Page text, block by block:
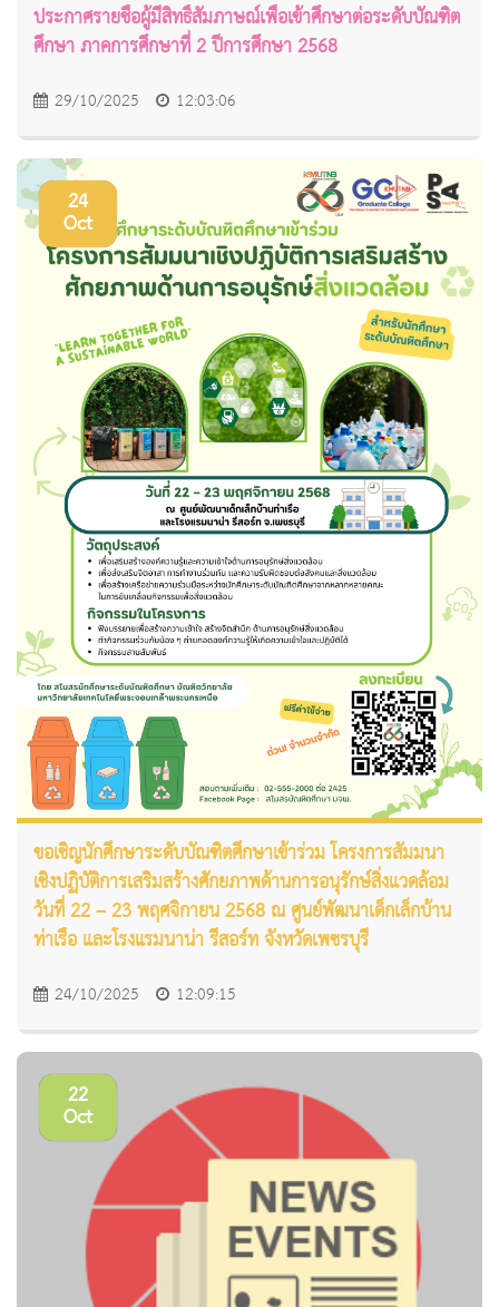
ประกาศรายชื่อผู้มีสิทธิ์สัมภาษณ์เพื่อเข้าศึกษาต่อระดับบัณฑิต
ศึกษา ภาคการศึกษาที่ 2 ปีการศึกษา 2568
29/10/2025 12:03:06
24
Oct
ขอเชิญนักศึกษาระดับบัณฑิตศึกษาเข้าร่วม โครงการสัมมนา
เชิงปฏิบัติการเสริมสร้างศักยภาพด้านการอนุรักษ์สิ่งแวดล้อม
วันที่ 22 – 23 พฤศจิกายน 2568 ณ ศูนย์พัฒนาเด็กเล็กบ้าน
ท่าเรือ และโรงแรมนาน่า รีสอร์ท จังหวัดเพชรบุรี
24/10/2025 12:09:15
22
Oct